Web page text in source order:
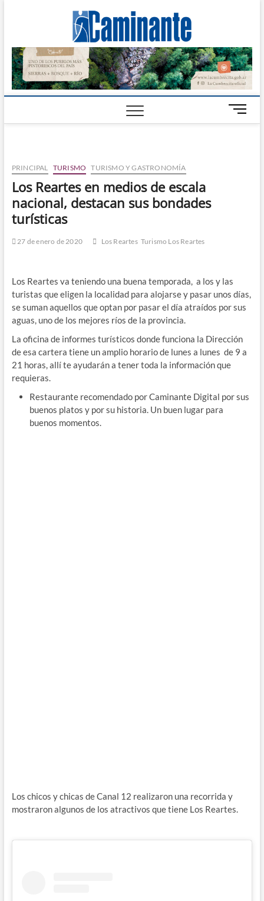
Digital
CALAMUCHITA
B
o
PRINCIPAL TURISMO TURISMO Y GASTRONOMÍA
Los Reartes en medios de escala
nacional, destacan sus bondades
turísticas
27 de enero de 2020 Los Reartes Turismo Los Reartes
Los Reartes va teniendo una buena temporada, a los y las
turistas que eligen la localidad para alojarse y pasar unos días,
se suman aquellos que optan por pasar el día atraídos por sus
aguas, uno de los mejores ríos de la provincia.
La oficina de informes turísticos donde funciona la Dirección
de esa cartera tiene un amplio horario de lunes a lunes de 9 a
21 horas, allí te ayudarán a tener toda la información que
requieras.
Restaurante recomendado por Caminante Digital por sus
buenos platos y por su historia. Un buen lugar para
buenos momentos.
Los chicos y chicas de Canal 12 realizaron una recorrida y
mostraron algunos de los atractivos que tiene Los Reartes.